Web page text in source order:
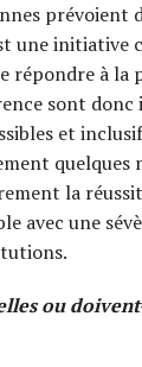
prévoient
une
à la
sont
et
la
avec une
ou